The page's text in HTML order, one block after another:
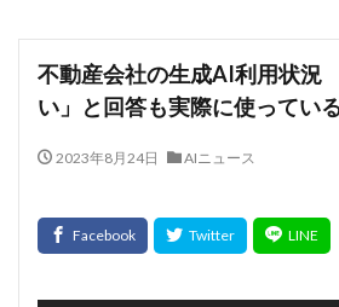
不動産会社の生成AI利用状況
い」と回答も実際に使ってい
2023年8月24日 AIニュース